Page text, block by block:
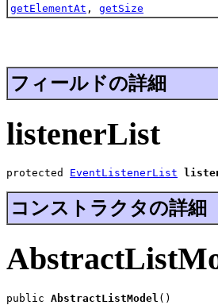
getElementAt , getSize
フィールドの詳細
listenerList
protected EventListenerList
コンストラクタの詳細
public AbstractListModel ()